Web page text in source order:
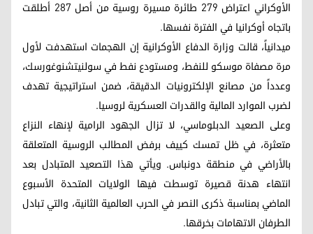
الأوكراني اعتراض 279 طائرة مسيرة روسية من أصل 287 أطلقت
باتجاه أوكرانيا في الفترة نفسها.
ميدانياً، قالت وزارة الدفاع الأوكرانية إن الهجمات استهدفت لأول
مرة مصفاة موسكو للنفط، ومستودع نفط في سولنيتشنوغورسك،
وعدداً من مصانع الإلكترونيات الدقيقة، ضمن استراتيجية تهدف
لضرب الموارد المالية والقدرات العسكرية لروسيا.
وعلى الصعيد الدبلوماسي، لا تزال الجهود الرامية لإنهاء النزاع
متعثرة، في ظل تمسك كييف برفض المطالب الروسية المتعلقة
بالأراضي في منطقة دونباس. ويأتي هذا التصعيد المتبادل بعد
انتهاء هدنة قصيرة توسطت فيها الولايات المتحدة الأسبوع
الماضي بمناسبة ذكرى النصر في الحرب العالمية الثانية، والتي تبادل
الطرفان الاتهامات بخرقها.